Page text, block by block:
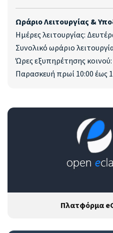
Ωράριο Λειτουργίας &
Ημέρες λειτουργίας:
Συνολικό ωράριο
Ώρες εξυπηρέτησης
Παρασκευή πρωί 10:00 έως
Πλατφόρμα